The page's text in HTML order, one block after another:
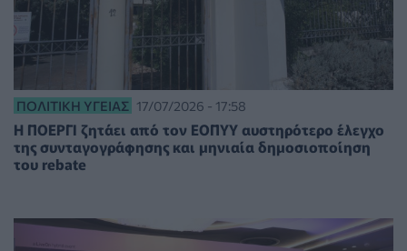
ΠΟΛΙΤΙΚΉ ΥΓΕΊΑΣ 17/07/2026 - 17:58
Η ΠΟΕΡΓΙ ζητάει από τον ΕΟΠΥΥ αυστηρότερο έλεγχο
της συνταγογράφησης και μηνιαία δημοσιοποίηση
του rebate